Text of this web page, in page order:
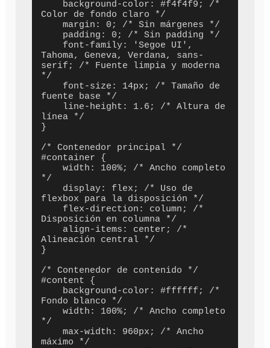
Color de fondo claro */
    margin: 0; /* Sin márgenes */
Tahoma, Geneva, Verdana, sans-
serif; /* Fuente limpia y moderna
*/
fuente base */
línea */
}
/* Contenedor principal */
#container {
    width: 100%; /* Ancho completo
*/
flexbox para la disposición */
Disposición en columna */
Alineación central */
}
/* Contenedor de contenido */
#content {
Fondo blanco */
    width: 100%; /* Ancho completo
*/
    max-width: 960px; /* Ancho
máximo */